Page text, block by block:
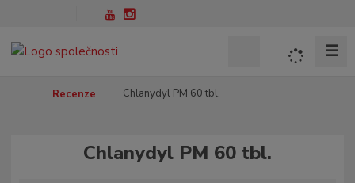
d
☰
Recenze Chlanydyl PM 60 tbl.
Chlanydyl PM 60 tbl.